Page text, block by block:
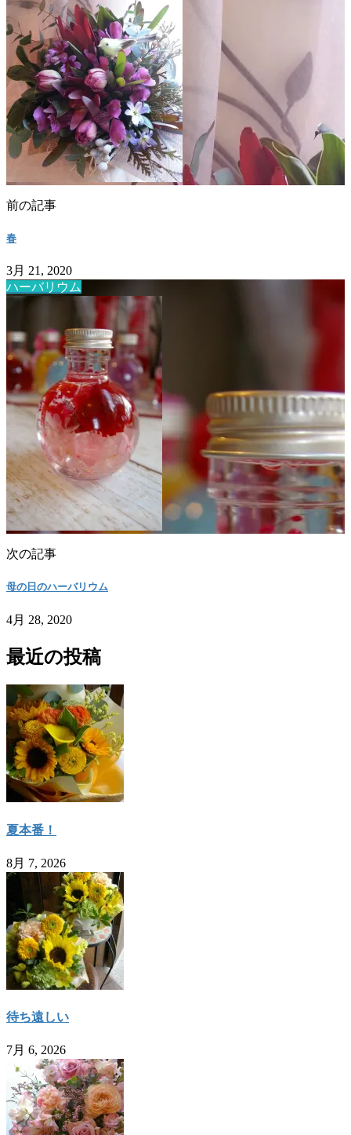
前の記事
春
3月 21, 2020
ハーバリウム
次の記事
母の日のハーバリウム
4月 28, 2020
最近の投稿
夏本番！
8月 7, 2026
待ち遠しい
7月 6, 2026